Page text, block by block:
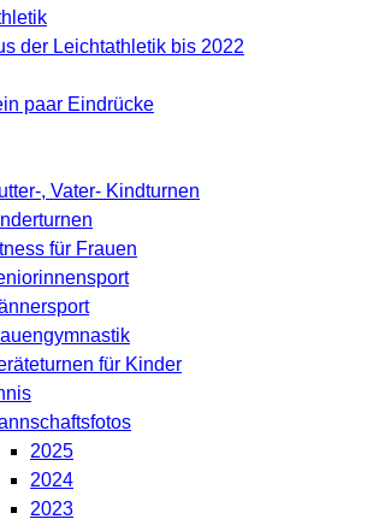
der Leichtathletik bis 2022
paar Eindrücke
, Vater- Kindturnen
für Frauen
für Kinder
2025
2024
2023